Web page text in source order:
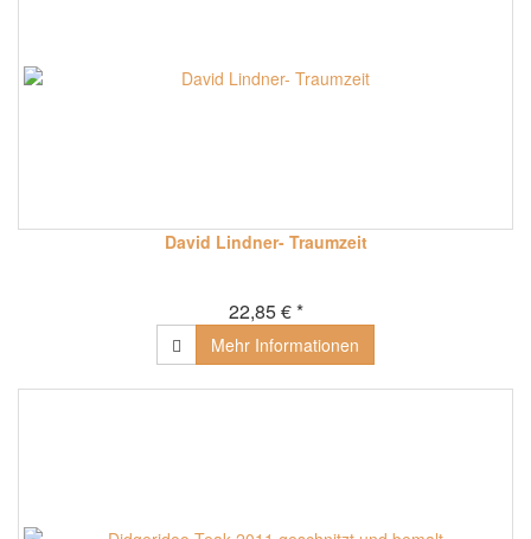
David Lindner- Traumzeit
22,85 € *
Mehr Informationen